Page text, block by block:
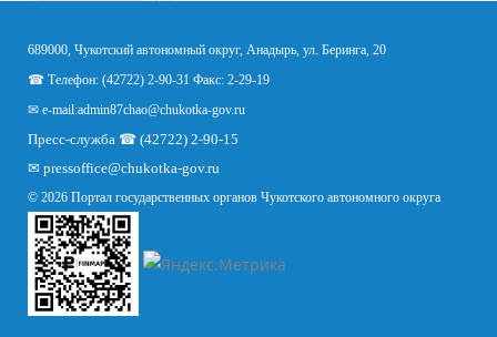
689000, Чукотский автономный округ, Анадырь, ул. Беринга, 20
☎ Телефон: (42722) 2-90-31 Факс: 2-29-19
✉ e-mail:admin87chao@chukotka-gov.ru
Пресс-служба ☎ (42722) 2-90-15
✉ pressoffice@chukotka-gov.ru
© 2026 Портал государственных органов Чукотского автономного округа